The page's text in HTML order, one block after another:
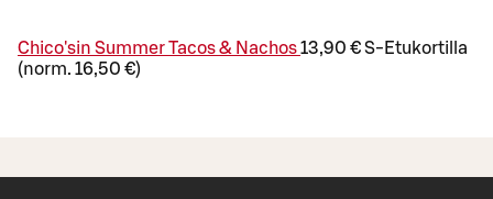
Chico'sin Summer Tacos & Nachos13,90 € S-Etukortilla
(norm. 16,50 €)